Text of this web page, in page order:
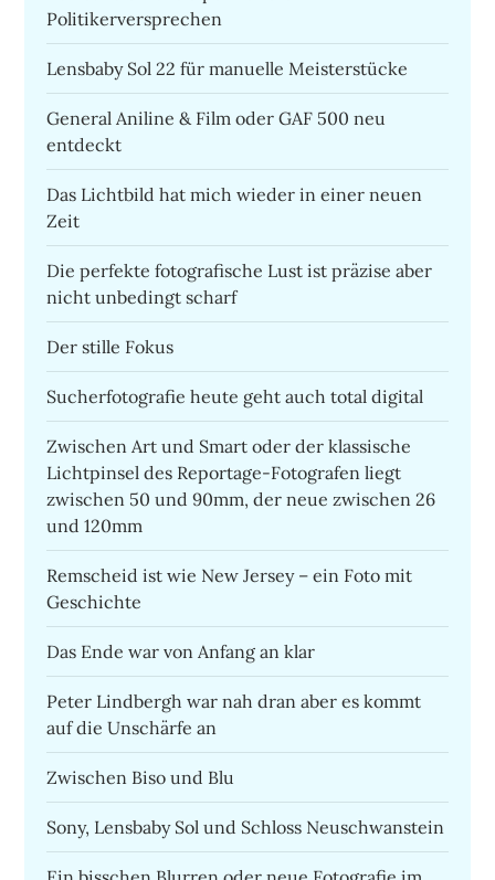
Politikerversprechen
Lensbaby Sol 22 für manuelle Meisterstücke
General Aniline & Film oder GAF 500 neu
entdeckt
Das Lichtbild hat mich wieder in einer neuen
Zeit
Die perfekte fotografische Lust ist präzise aber
nicht unbedingt scharf
Der stille Fokus
Sucherfotografie heute geht auch total digital
Zwischen Art und Smart oder der klassische
Lichtpinsel des Reportage-Fotografen liegt
zwischen 50 und 90mm, der neue zwischen 26
und 120mm
Remscheid ist wie New Jersey – ein Foto mit
Geschichte
Das Ende war von Anfang an klar
Peter Lindbergh war nah dran aber es kommt
auf die Unschärfe an
Zwischen Biso und Blu
Sony, Lensbaby Sol und Schloss Neuschwanstein